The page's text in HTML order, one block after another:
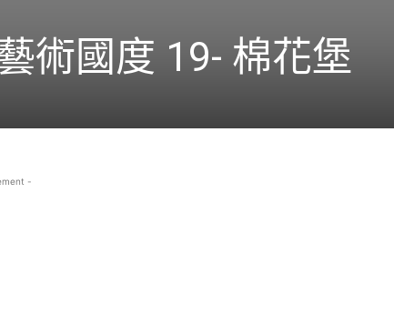
術國度 19- 棉花堡
-